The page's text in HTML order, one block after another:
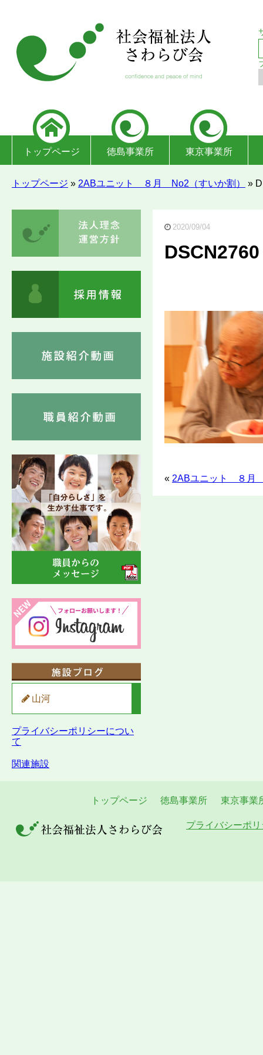
トップページ 徳島事業所 東京事業所
トップページ » 2ABユニット ８月 No2（すいか割） »
2020/09/04
DSCN2760
« 2ABユニット ８月
山河
プライバシーポリシーについ
て
関連施設
トップページ 徳島事業所 東京事業
プライバシーポ